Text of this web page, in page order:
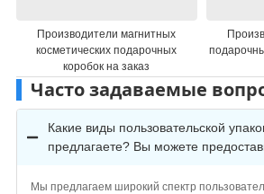
магнитных
подарочных
на заказ
Производители
подарочных
Часто задаваемые
Какие виды пользовательской
предлагаете? Вы можете
Мы предлагаем широкий спектр